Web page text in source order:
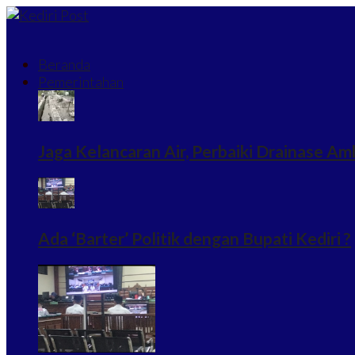
Beranda
Pemerintahan
Jaga Kelancaran Air, Perbaiki Drainase
Ada ‘Barter’ Politik dengan Bupati Kediri ?